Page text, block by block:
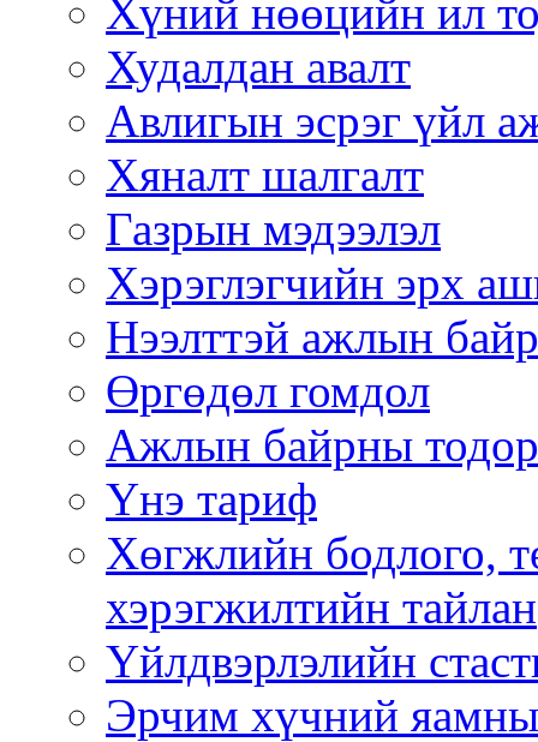
Хүний нөөцийн ил
Худалдан авалт
Авлигын эсрэг үйл
Хяналт шалгалт
Газрын мэдээлэл
Хэрэглэгчийн эрх
Нээлттэй ажлын байр
Өргөдөл гомдол
Ажлын байрны
Үнэ тариф
Хөгжлийн бодлого,
хэрэгжилтийн тайлан
Үйлдвэрлэлийн
Эрчим хүчний